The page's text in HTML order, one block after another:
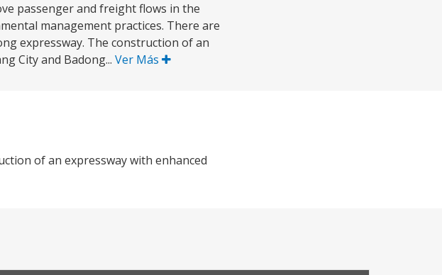
passenger and freight flows in the
management practices. There are
expressway. The construction of an
City and Badong... Ver Más
of an expressway with enhanced